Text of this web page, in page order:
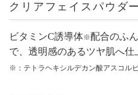
クリアフェイスパウダ
ビタミンC誘導体※配合のふ
で、透明感のあるツヤ肌へ仕
※：テトラヘキシルデカン酸アスコル